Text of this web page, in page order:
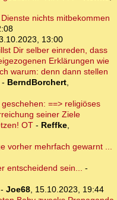
nichts mitbekommen
13:00
Dir selber einreden, dass
Erklärungen wie
warum: denn dann stellen
- BerndBorchert,
==> religiöses
seiner Ziele
OT - Reffke,
vorher mehrfach gewarnt ...
entscheidend sein... -
- Joe68, 15.10.2023, 19:44